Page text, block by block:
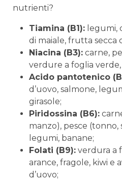
nutrienti?
Tiamina (B1): legumi,
di maiale, frutta secca
Niacina (B3): carne,
verdure a foglia
Acido pantotenico
d’uovo, salmone,
girasole;
Piridossina (B6):
manzo), pesce (tonno,
legumi, banane;
Folati (B9): verdura a
arance, fragole, kiwi e
d’uovo;